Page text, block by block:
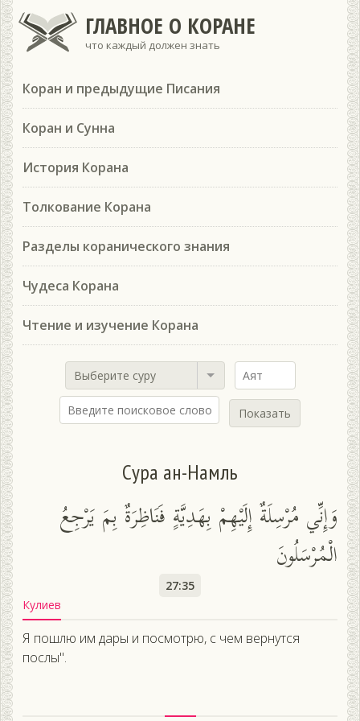
ГЛАВНОЕ О КОРАНЕ
что каждый должен знать
Коран и предыдущие Писания
Коран и Сунна
История Корана
Толкование Корана
Разделы коранического знания
Чудеса Корана
Чтение и изучение Корана
Выберите суру
Показать
Сура ан-Намль
وَإِنِّي مُرْسِلَةٌ إِلَيْهِمْ بِهَدِيَّةٍ فَنَاظِرَةٌ بِمَ يَرْجِعُ
الْمُرْسَلُونَ
27:35
Кулиев
Я пошлю им дары и посмотрю, с чем вернутся
послы".